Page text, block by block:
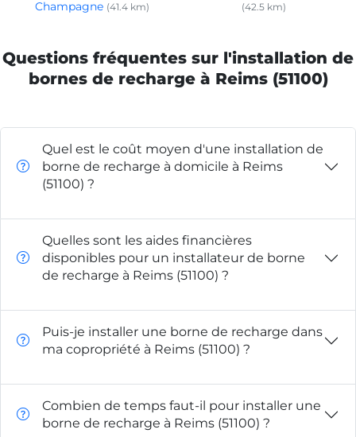
Champagne (41.4 km) (42.5 km)
Questions fréquentes sur l'installation de
bornes de recharge à Reims (51100)
Quel est le coût moyen d'une installation de
borne de recharge à domicile à Reims
(51100) ?
Quelles sont les aides financières
disponibles pour un installateur de borne
de recharge à Reims (51100) ?
Puis-je installer une borne de recharge dans
ma copropriété à Reims (51100) ?
Combien de temps faut-il pour installer une
borne de recharge à Reims (51100) ?